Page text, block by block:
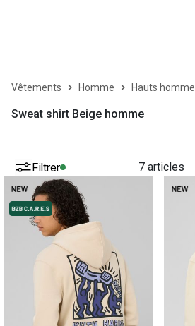
Vêtements Homme Hauts homme
Sweat shirt Beige homme
Filtrer 7 articles